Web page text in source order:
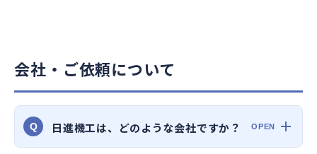
会社・ご依頼について
Q 日進機工は、どのような会社ですか？